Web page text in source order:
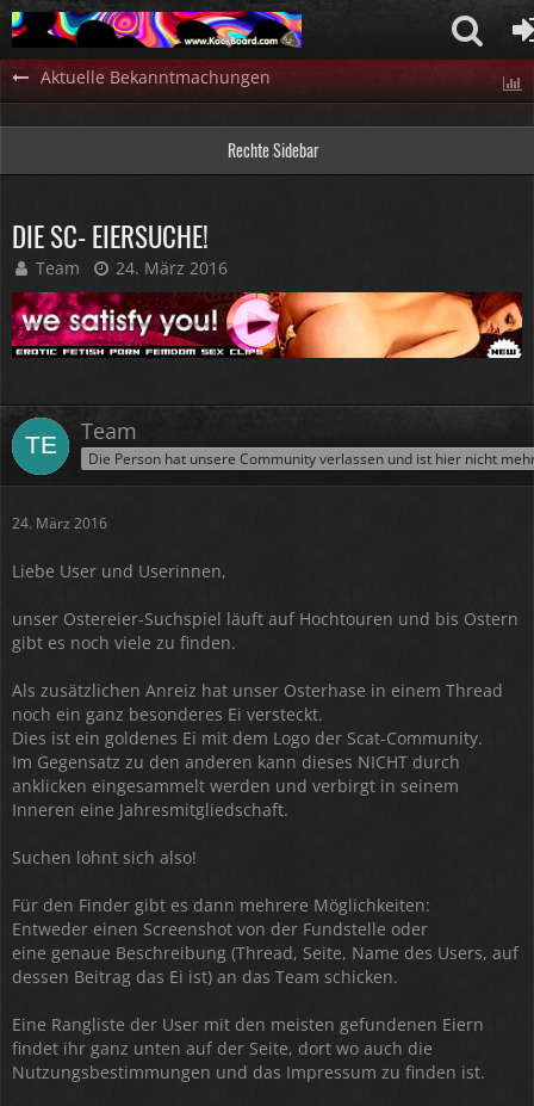
Aktuelle Bekanntmachungen
DIE SC- EIERSUCHE!
Team 24. März 2016
Team
Die Person hat unsere Community verlassen und ist hier nicht
24. März 2016
Liebe User und Userinnen,
unser Ostereier-Suchspiel läuft auf Hochtouren und bis Ostern
gibt es noch viele zu finden.
Als zusätzlichen Anreiz hat unser Osterhase in einem Thread
noch ein ganz besonderes Ei versteckt.
Dies ist ein goldenes Ei mit dem Logo der Scat-Community.
Im Gegensatz zu den anderen kann dieses NICHT durch
anklicken eingesammelt werden und verbirgt in seinem
Inneren eine Jahresmitgliedschaft.
Suchen lohnt sich also!
Für den Finder gibt es dann mehrere Möglichkeiten:
Entweder einen Screenshot von der Fundstelle oder
eine genaue Beschreibung (Thread, Seite, Name des Users, auf
dessen Beitrag das Ei ist) an das Team schicken.
Eine Rangliste der User mit den meisten gefundenen Eiern
findet ihr ganz unten auf der Seite, dort wo auch die
Nutzungsbestimmungen und das Impressum zu finden ist.
Rechte Sidebar